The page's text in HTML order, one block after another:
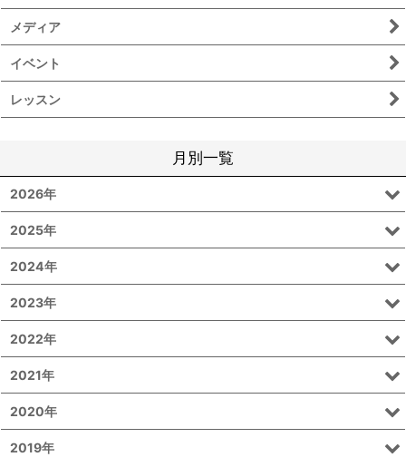
メディア
イベント
レッスン
月別一覧
2026年
2025年
2024年
2023年
2022年
2021年
2020年
2019年